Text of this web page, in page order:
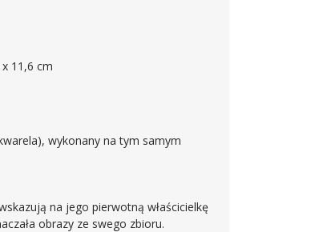
11,6 cm
wykonany na tym samym
na jego pierwotną właścicielkę
obrazy ze swego zbioru.